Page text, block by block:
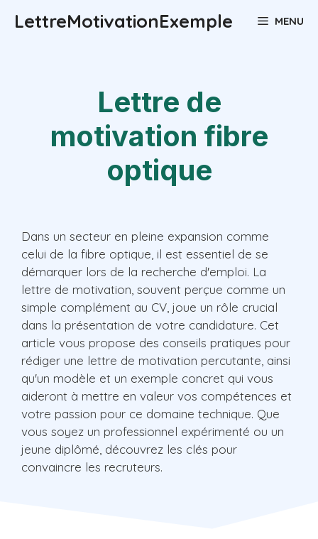
LettreMotivationExemple MENU
Lettre de
motivation fibre
optique
Dans un secteur en pleine expansion comme
celui de la fibre optique, il est essentiel de se
démarquer lors de la recherche d'emploi. La
lettre de motivation, souvent perçue comme un
simple complément au CV, joue un rôle crucial
dans la présentation de votre candidature. Cet
article vous propose des conseils pratiques pour
rédiger une lettre de motivation percutante, ainsi
qu'un modèle et un exemple concret qui vous
aideront à mettre en valeur vos compétences et
votre passion pour ce domaine technique. Que
vous soyez un professionnel expérimenté ou un
jeune diplômé, découvrez les clés pour
convaincre les recruteurs.